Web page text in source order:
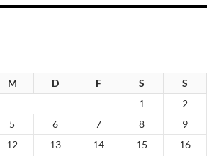
M D F S
S
1
2
5 6 7 8
9
12 13 14 15
16